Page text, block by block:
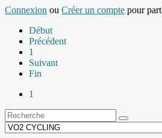
Connexion ou Créer un compte pour
Début
Précédent
1
Suivant
Fin
1